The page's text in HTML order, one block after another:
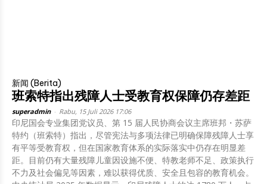
新闻 (Berita)
班索特指出残障人士受教育权保障仍存差距
superadmin Rabu, 15 Juli 2026 17:06
印尼国会专业集团党议员、第 15 届人民协商会议主席班邦・苏萨
特约（班索特）指出，尽管宪法与多项法律已明确保障残障人士享
有平等受教育权，但在国家教育体系的实际落实中仍存在明显差
距。目前仍有大量残障儿童因设施不便、特教老师不足、政策执行
不力及社会偏见等因素，难以获得优质、安全且包容的教育机会。